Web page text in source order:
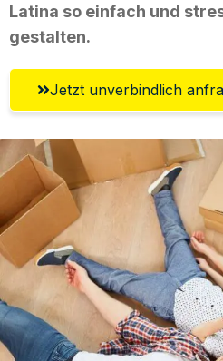
Latina so einfach und
gestalten.
Jetzt unverbindlich